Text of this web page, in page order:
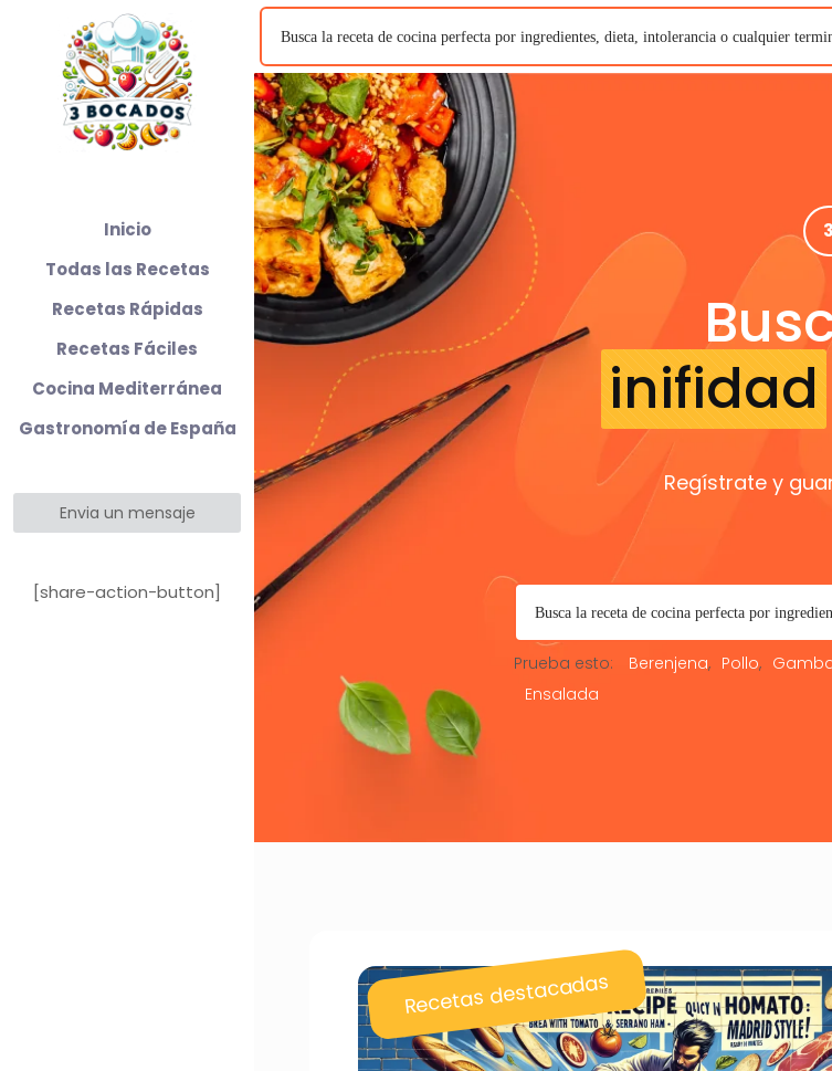
inifidad
Regístrate y
Prueba esto: Berenjena Pollo
Ensalada
Recetas destacadas
Inicio
Todas las Recetas
Recetas Rápidas
Recetas Fáciles
Cocina Mediterránea
Gastronomía de España
Envia un mensaje
[share-action-button]